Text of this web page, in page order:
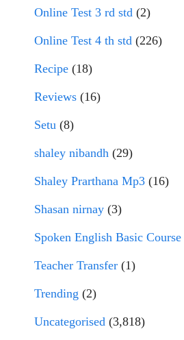
Online Test 3 rd std (2)
Online Test 4 th std (226)
Recipe (18)
Reviews (16)
Setu (8)
shaley nibandh (29)
Shaley Prarthana Mp3 (16)
Shasan nirnay (3)
Spoken English Basic Course
Teacher Transfer (1)
Trending (2)
Uncategorised (3,818)